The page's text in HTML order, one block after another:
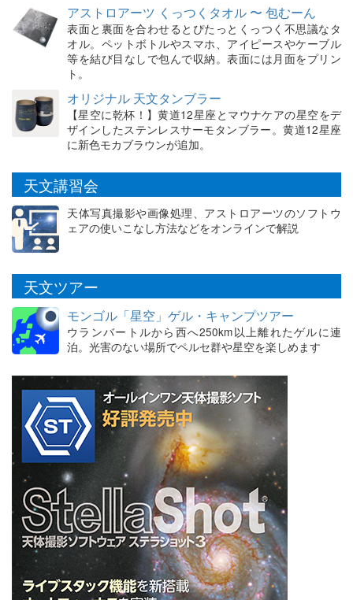
アストロアーツ くっつくタオル 〜 包むーん
表面と裏面を合わせるとぴたっとくっつく不思議なタ
オル。ペットボトルやスマホ、アイピースやケーブル
等を結び目なしで包んで収納。表面には月面をプリン
ト。
オリジナル 天文タンブラー
【星空に乾杯！】黄道12星座とマウナケアの星空をデ
ザインしたステンレスサーモタンブラー。黄道12星座
に新色モカブラウンが追加。
天文講習会
天体写真撮影や画像処理、アストロアーツのソフトウ
ェアの使いこなし方法などをオンラインで解説
天文ツアー
モンゴル「星空」ゲル・キャンプツアー
ウランバートルから西へ250km以上離れたゲルに連
泊。光害のない場所でペルセ群や星空を楽しめます